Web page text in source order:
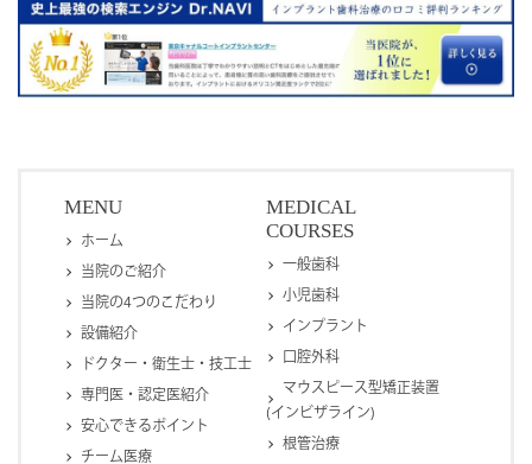
MENU
ホーム
当院のご紹介
当院の4つのこだわり
設備紹介
ドクター・衛生士・技工士
専門医・認定医紹介
安心できるポイント
チーム医療
MEDICAL
COURSES
一般歯科
小児歯科
インプラント
口腔外科
マウスピース型矯正装置
(インビザライン)
根管治療